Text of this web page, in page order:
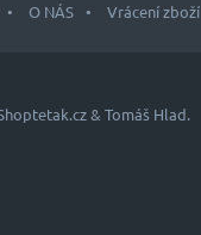
O NÁS Vrácení zboží
& Tomáš Hlad.